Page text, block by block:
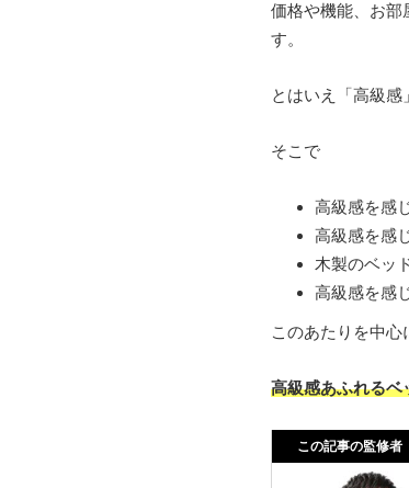
価格や機能、お部
す。
とはいえ「高級感
そこで
高級感を感
高級感を感
木製のベッ
高級感を感
このあたりを中心
高級感あふれるベ
この記事の監修者